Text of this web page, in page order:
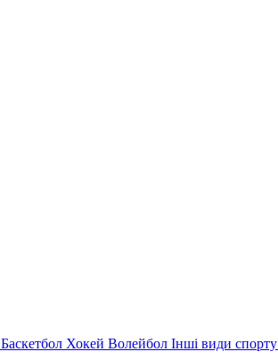
Баскетбол Хокей Волейбол Інші види спорту